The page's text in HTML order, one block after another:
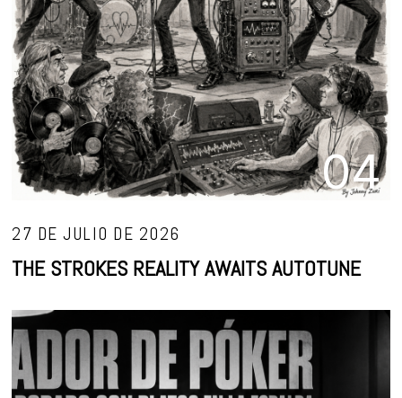
04
27 DE JULIO DE 2026
THE STROKES REALITY AWAITS AUTOTUNE